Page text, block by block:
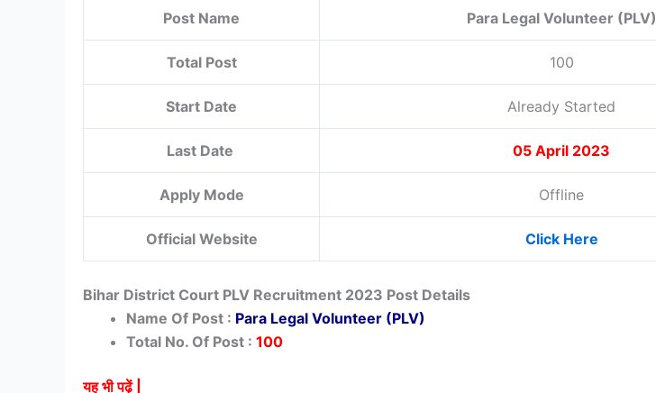
Post Name Para Legal Volunteer (PLV)
Total Post 100
Start Date Already Started
Last Date 05 April 2023
Apply Mode Offline
Official Website Click Here
Bihar District Court PLV Recruitment 2023 Post Details
Name Of Post : Para Legal Volunteer (PLV)
Total No. Of Post : 100
यह भी पढ़ें |